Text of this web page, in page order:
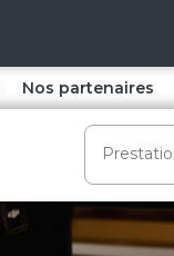
Nos partenaires